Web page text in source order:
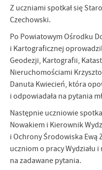
Z uczniami spotkał się
Czechowski.
Po Powiatowym Ośrodku
i Kartograficznej
Geodezji, Kartografii,
Nieruchomościami
Danuta Kwiecień, która
i odpowiadała na pytania
Następnie uczniowie
Nowakiem i Kierownik
i Ochrony Środowiska Ewą
uczniom o pracy Wydziału
na zadawane pytania.
z jaką odwiedzane są nasze
ocenę naszych serwisów
przetwarzane w formie
analityczne pliki cookies
funkcjonalności.
Reklamowe
Dzięki reklamowym plikom
informacje i aktualności na
Promocyjne pliki cookies służą
komunikatów na podstawie
zwyczajów dotyczących
promocyjne mogą pojawić się
firm będących naszymi
Firmy te działają w
treści w postaci wiadomości,
społecznościowych.
Więcej